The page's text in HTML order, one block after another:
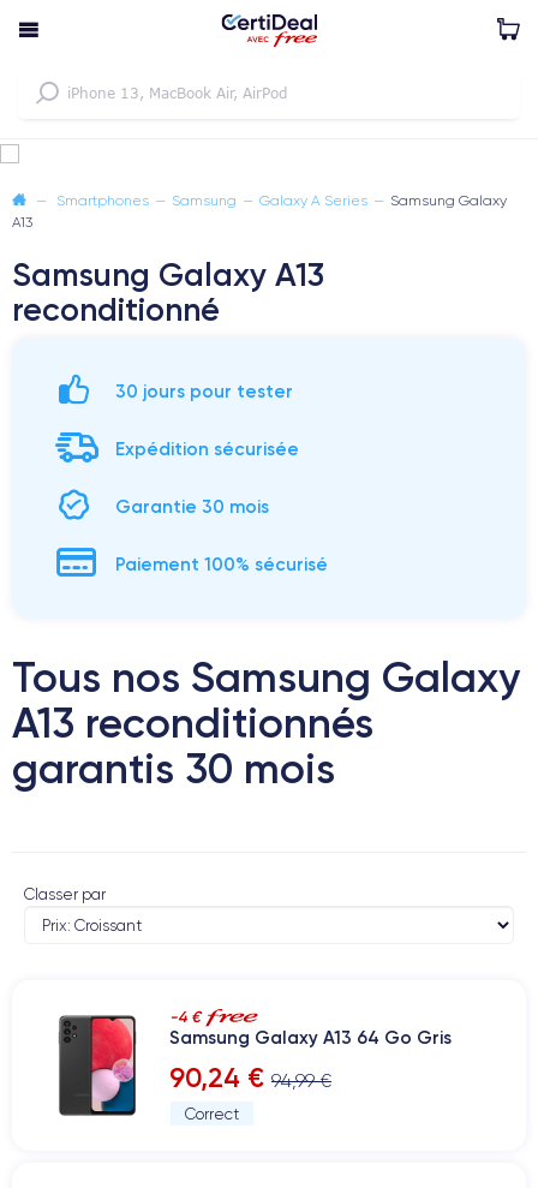
— Smartphones — Samsung — Galaxy A Series — Samsung Galaxy
A13
Samsung Galaxy A13
reconditionné
30 jours pour tester
Expédition sécurisée
Garantie 30 mois
Paiement 100% sécurisé
Tous nos Samsung Galaxy
A13 reconditionnés
garantis 30 mois
Classer par
-4 €
Samsung Galaxy A13 64 Go Gris
90,24 € 94,99 €
Correct